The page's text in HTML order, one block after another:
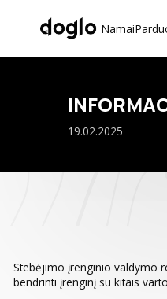
Namai
19.02.2025
Stebėjimo įrenginio valdymo
bendrinti įrenginį su kitais